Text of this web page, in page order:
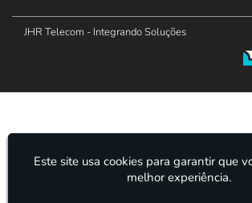
JHR Telecom - Integrando Soluções
Este site usa cookies para garantir que
melhor experiência.